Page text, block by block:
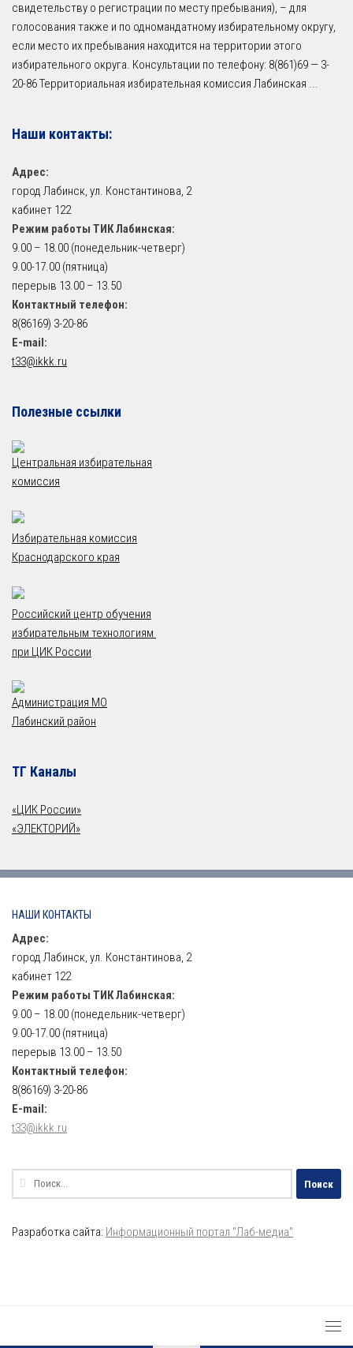
свидетельству о регистрации по месту пребывания), – для
голосования также и по одномандатному избирательному округу,
если место их пребывания находится на территории этого
избирательного округа. Консультации по телефону: 8(861)69 — 3-
20-86 Территориальная избирательная комиссия Лабинская ...
Наши контакты:
Адрес:
город Лабинск, ул. Константинова, 2
кабинет 122
Режим работы ТИК Лабинская:
9.00 – 18.00 (понедельник-четверг)
9.00-17.00 (пятница)
перерыв 13.00 – 13.50
Контактный телефон:
8(86169) 3-20-86
E-mail:
t33@ikkk.ru
Полезные ссылки
Центральная избирательная
комиссия
Избирательная комиссия
Краснодарского края
Российский центр обучения
избирательным технологиям
при ЦИК России
Администрация МО
Лабинский район
ТГ Каналы
«ЦИК России»
«ЭЛЕКТОРИЙ»
НАШИ КОНТАКТЫ
Адрес:
город Лабинск, ул. Константинова, 2
кабинет 122
Режим работы ТИК Лабинская:
9.00 – 18.00 (понедельник-четверг)
9.00-17.00 (пятница)
перерыв 13.00 – 13.50
Контактный телефон:
8(86169) 3-20-86
E-mail:
t33@ikkk.ru
Найти:
Разработка сайта: Информационный портал "Лаб-медиа"